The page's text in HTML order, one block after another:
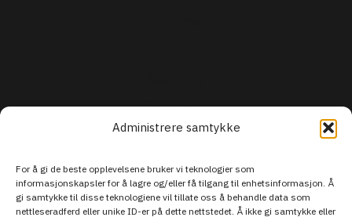
Administrere samtykke
For å gi de beste opplevelsene bruker vi teknologier som
informasjonskapsler for å lagre og/eller få tilgang til enhetsinformasjon. Å
gi samtykke til disse teknologiene vil tillate oss å behandle data som
nettleseradferd eller unike ID-er på dette nettstedet. Å ikke gi samtykke eller
Support